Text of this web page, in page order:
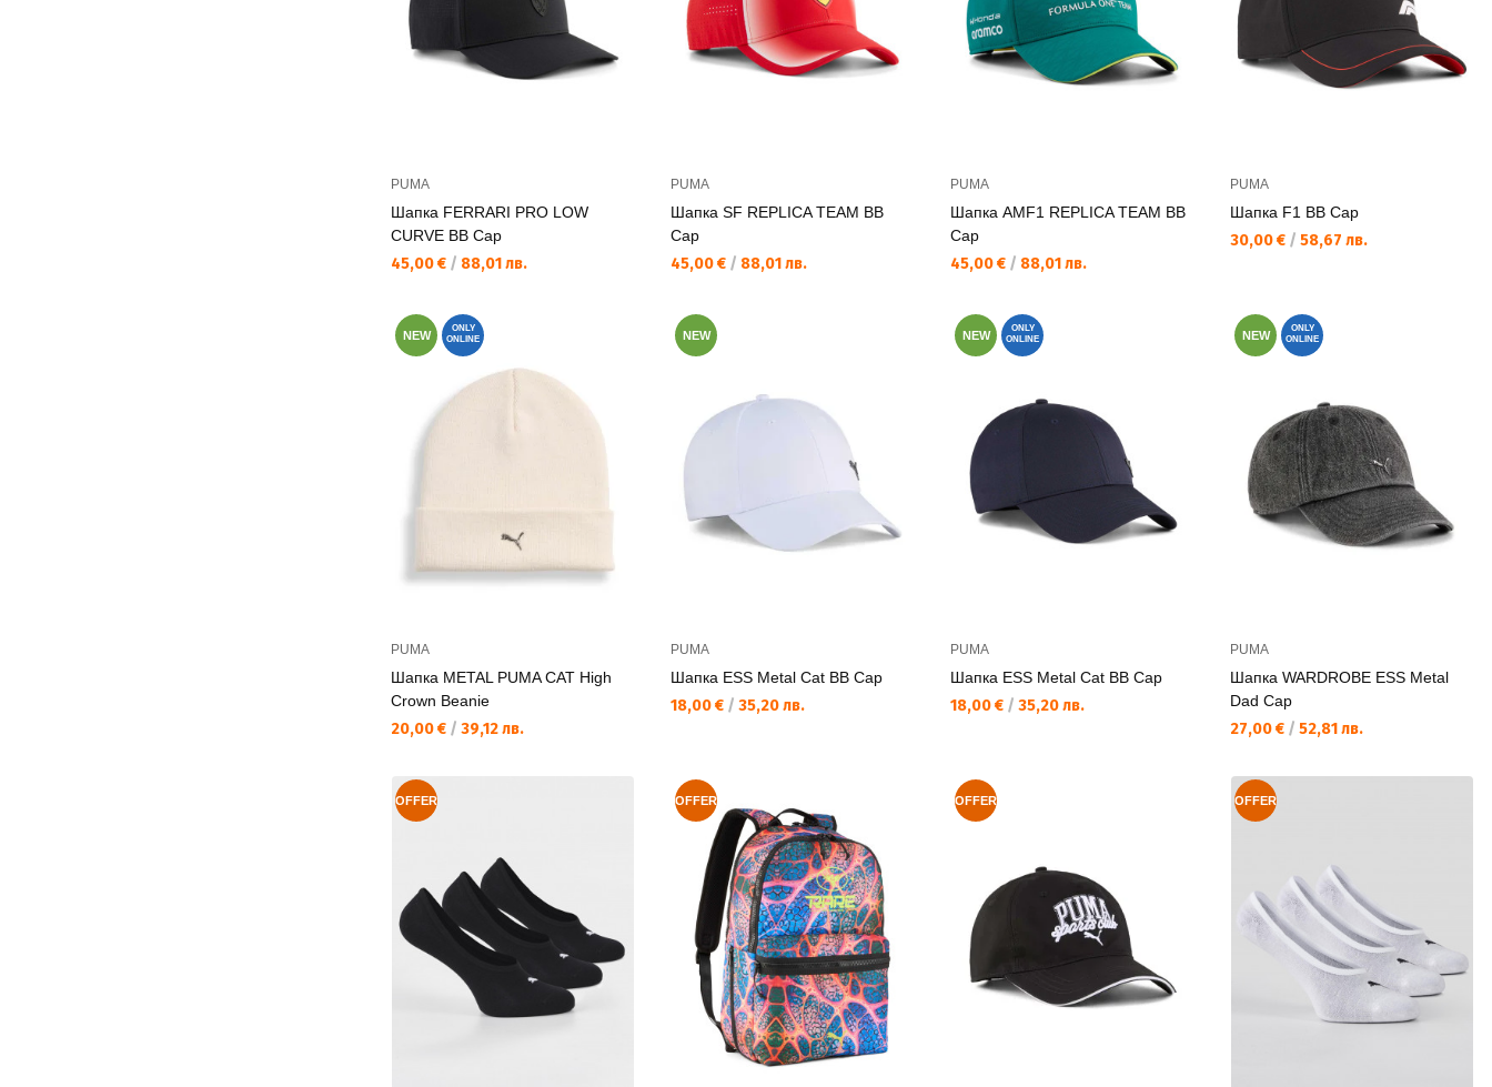
PUMA
Шапка FERRARI PRO LOW
CURVE BB Cap
Текуща цена:
45,00 € / 88,01 лв.
PUMA
Шапка SF REPLICA TEAM BB
Cap
Текуща цена:
45,00 € / 88,01 лв.
PUMA
Шапка AMF1 REPLICA TEAM BB
Cap
Текуща цена:
45,00 € / 88,01 лв.
PUMA
Шапка F1 BB Cap
Текуща цена:
30,00 € / 58,67 лв.
NEW
ONLY
ONLINE
PUMA
Шапка METAL PUMA CAT High
Crown Beanie
Текуща цена:
20,00 € / 39,12 лв.
NEW
PUMA
Шапка ESS Metal Cat BB Cap
Текуща цена:
18,00 € / 35,20 лв.
NEW
ONLY
ONLINE
PUMA
Шапка ESS Metal Cat BB Cap
Текуща цена:
18,00 € / 35,20 лв.
NEW
ONLY
ONLINE
PUMA
Шапка WARDROBE ESS Metal
Dad Cap
Текуща цена:
27,00 € / 52,81 лв.
OFFER OFFER OFFER OFFER